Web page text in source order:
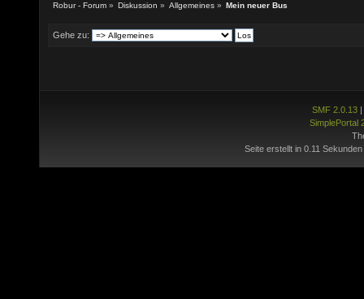
Robur - Forum » Diskussion » Allgemeines » Mein neuer Bus
Gehe zu:
SMF 2.0.13|
SimplePortal
Seite erstellt in 0.11